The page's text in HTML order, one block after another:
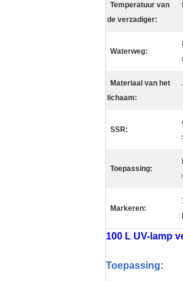
Temperatuur van
de verzadiger:
Waterweg:
Materiaal van het
lichaam:
SSR:
Toepassing:
Markeren:
100 L UV-lamp
Toepassing: